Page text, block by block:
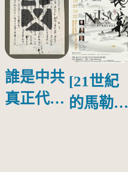
誰是中共
真正代言
[21世紀
的馬勒、